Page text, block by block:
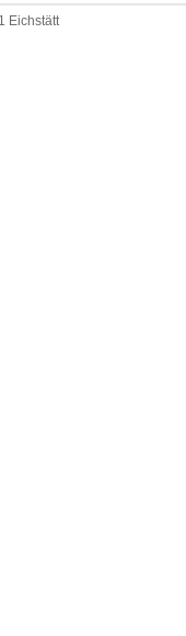
Eichstätt